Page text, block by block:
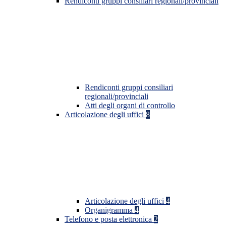
Rendiconti gruppi consiliari
regionali/provinciali
Atti degli organi di controllo
Articolazione degli uffici 8
Articolazione degli uffici 4
Organigramma 4
Telefono e posta elettronica 2